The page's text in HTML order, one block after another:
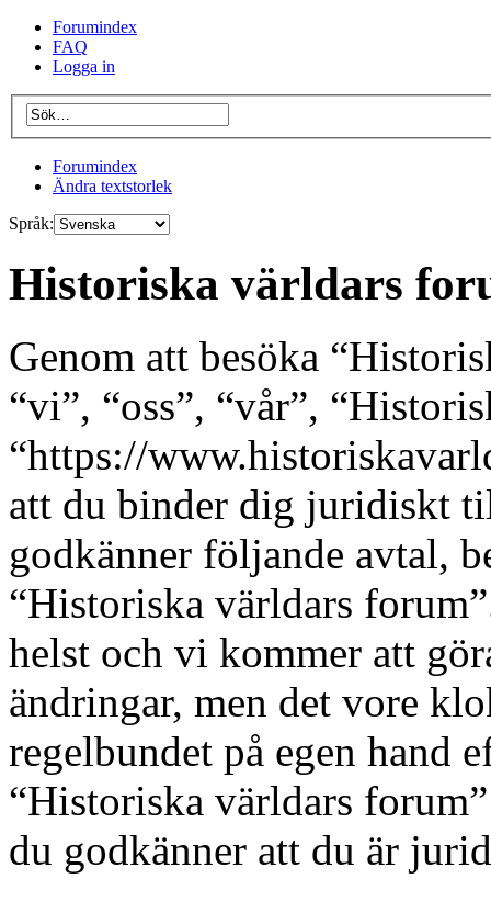
Forumindex
FAQ
Logga in
Forumindex
Ändra textstorlek
Språk:
Historiska världars
Genom att besöka
“vi”, “oss”, “vår”,
“https://
att du binder dig juridiskt
godkänner följande avtal,
“Historiska världars
helst och vi kommer att
ändringar, men det vore
regelbundet på egen hand
“Historiska världars
du godkänner att du är